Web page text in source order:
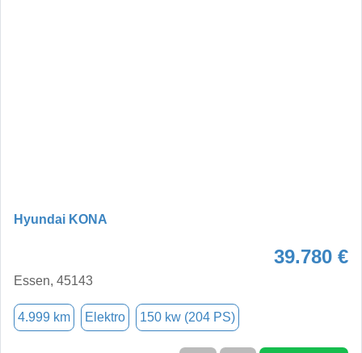
Hyundai KONA
39.780 €
Essen, 45143
4.999 km Elektro 150 kw (204 PS)